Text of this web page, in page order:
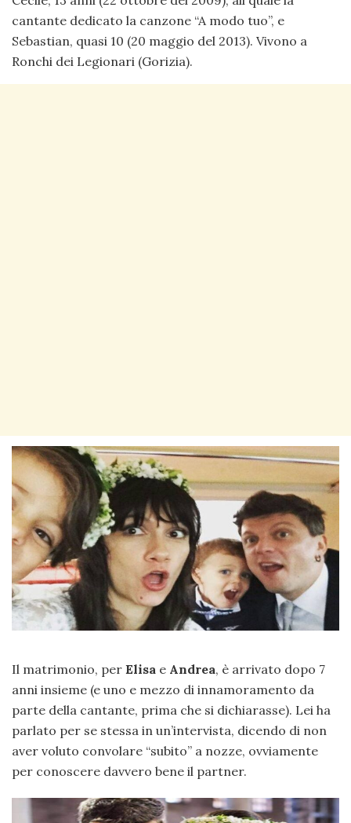
cantante dedicato la canzone “A modo tuo”, e
Sebastian, quasi 10 (20 maggio del 2013). Vivono a
Ronchi dei Legionari (Gorizia).
Il matrimonio, per Elisa e Andrea, è arrivato dopo 7
anni insieme (e uno e mezzo di innamoramento da
parte della cantante, prima che si dichiarasse). Lei ha
parlato per se stessa in un’intervista, dicendo di non
aver voluto convolare “subito” a nozze, ovviamente
per conoscere davvero bene il partner.